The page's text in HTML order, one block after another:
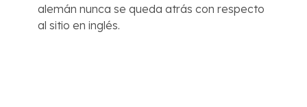
alemán nunca se queda atrás con respecto
al sitio en inglés.